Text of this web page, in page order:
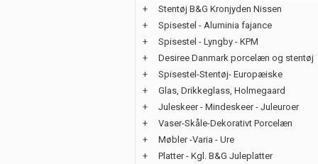
+
Stentøj B&G Kronjyden Nissen
+
Spisestel - Aluminia fajance
+
Spisestel - Lyngby - KPM
+
Desiree Danmark porcelæn og stentøj
+
Spisestel-Stentøj- Europæiske
+
Glas, Drikkeglass, Holmegaard
+
Juleskeer - Mindeskeer - Juleuroer
+
Vaser-Skåle-Dekorativt Porcelæn
+
Møbler -Varia - Ure
+
Platter - Kgl. B&G Juleplatter